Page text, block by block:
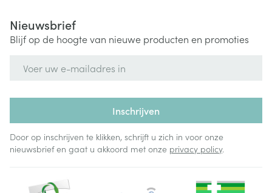
Nieuwsbrief
Blijf op de hoogte van nieuwe producten en promoties
Inschrijven
Door op inschrijven te klikken, schrijft u zich in voor onze
nieuwsbrief en gaat u akkoord met onze privacy policy.